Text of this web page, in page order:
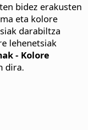
bidez erakusten
eta kolore
darabiltza
lehenetsiak
- Kolore
dira.